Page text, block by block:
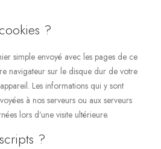
?
simple envoyé avec les pages de ce
navigateur sur le disque dur de votre
Les informations qui y sont
à nos serveurs ou aux serveurs
lors d’une visite ultérieure.
?